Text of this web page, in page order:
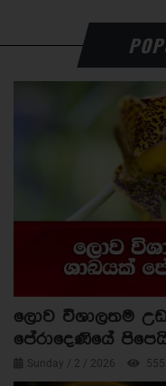
ලොව විශාලතම
පේරාදෙණියේ
Sunday / 2 / 2026 555